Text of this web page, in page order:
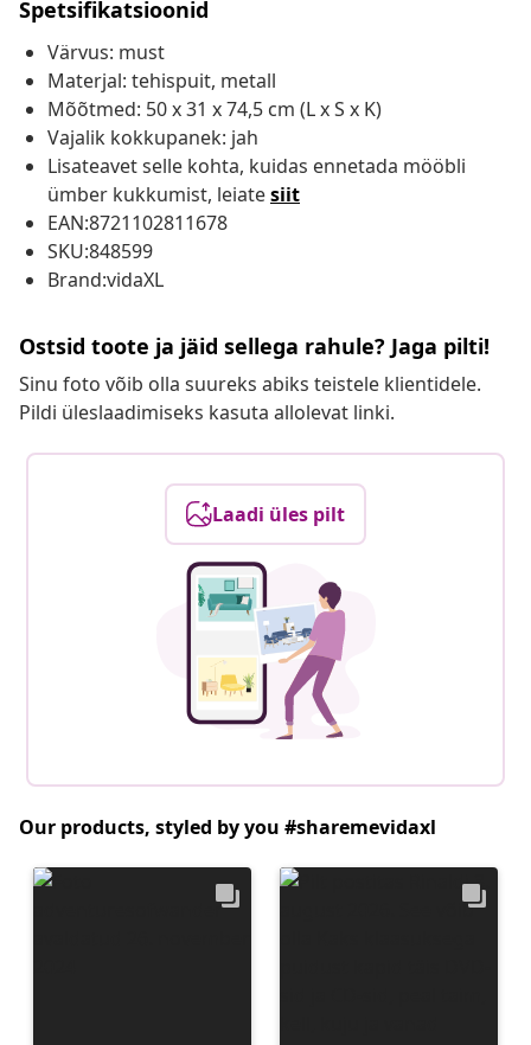
Spetsifikatsioonid
Värvus: must
Materjal: tehispuit, metall
Mõõtmed: 50 x 31 x 74,5 cm (L x S x K)
Vajalik kokkupanek: jah
Lisateavet selle kohta, kuidas ennetada mööbli
ümber kukkumist, leiatesiit
EAN:8721102811678
SKU:848599
Brand:vidaXL
Ostsid toote ja jäid sellega rahule? Jaga pilti!
Sinu foto võib olla suureks abiks teistele klientidele.
Pildi üleslaadimiseks kasuta allolevat linki.
Laadi üles pilt
Our products, styled by you #sharemevidaxl